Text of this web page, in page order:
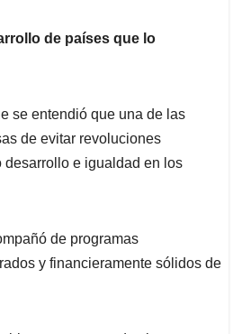
de países que lo
se entendió que una de las
de evitar revoluciones
desarrollo e igualdad en los
de programas
y financieramente sólidos de